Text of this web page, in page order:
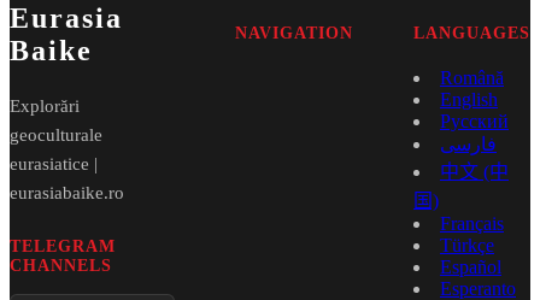
Eurasia
Baike
Explorări
geoculturale
eurasiatice |
eurasiabaike.ro
TELEGRAM
CHANNELS
NAVIGATION LANGUAGES
Română
English
Русский
فارسی
中文 (中
国)
Français
Türkçe
Español
Esperanto